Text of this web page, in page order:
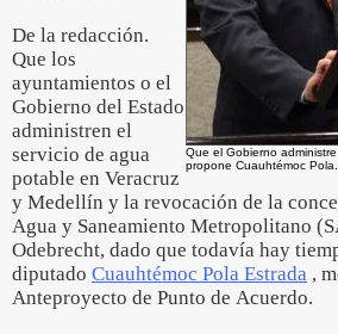
Que el Gobierno
propone Cuauhtémoc Pola.
De la redacción.
Que los
ayuntamientos o el
Gobierno del Estado
administren el
servicio de agua
potable en Veracruz
y Medellín y la revocación de la
Agua y Saneamiento Metropolitano
Odebrecht, dado que todavía hay
diputado Cuauhtémoc Pola Estrada ,
Anteproyecto de Punto de Acuerdo.